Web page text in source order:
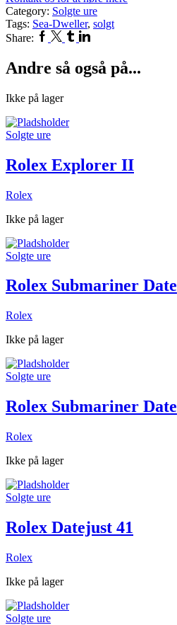
Category: Solgte ure
Tags: Sea-Dweller, solgt
Share: Facebook
Twitter
TumblrLinkedin
Andre så også på...
Ikke på lager
Solgte ure
Rolex Explorer II
Rolex
Ikke på lager
Solgte ure
Rolex Submariner Date
Rolex
Ikke på lager
Solgte ure
Rolex Submariner Date
Rolex
Ikke på lager
Solgte ure
Rolex Datejust 41
Rolex
Ikke på lager
Solgte ure